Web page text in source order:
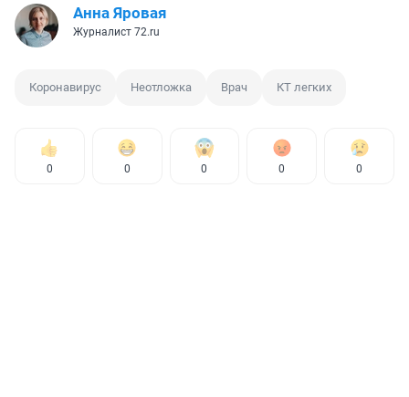
Анна Яровая
Журналист 72.ru
Коронавирус Неотложка Врач КТ легких
0 0 0 0 0